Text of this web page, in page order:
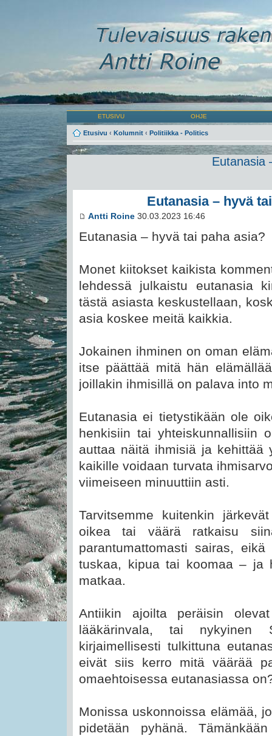
ETUSIVU OHJE
Etusivu ‹ Kolumnit ‹ Politiikka - Politics
Eutanasia
Eutanasia – hyvä
Antti Roine 30.03.2023 16:46
Eutanasia – hyvä tai paha asia?
Monet kiitokset kaikista
lehdessä julkaistu eutanasia
tästä asiasta keskustellaan,
asia koskee meitä kaikkia.
Jokainen ihminen on oman
itse päättää mitä hän
joillakin ihmisillä on palava into
Eutanasia ei tietystikään ole
henkisiin tai yhteiskunnallisiin
auttaa näitä ihmisiä ja kehittää
kaikille voidaan turvata
viimeiseen minuuttiin asti.
Tarvitsemme kuitenkin
oikea tai väärä ratkaisu
parantumattomasti sairas,
tuskaa, kipua tai koomaa – ja
matkaa.
Antiikin ajoilta peräisin
lääkärinvala, tai nykyinen
kirjaimellisesti tulkittuna
eivät siis kerro mitä väärää
omaehtoisessa eutanasiassa
Monissa uskonnoissa elämää,
pidetään pyhänä.